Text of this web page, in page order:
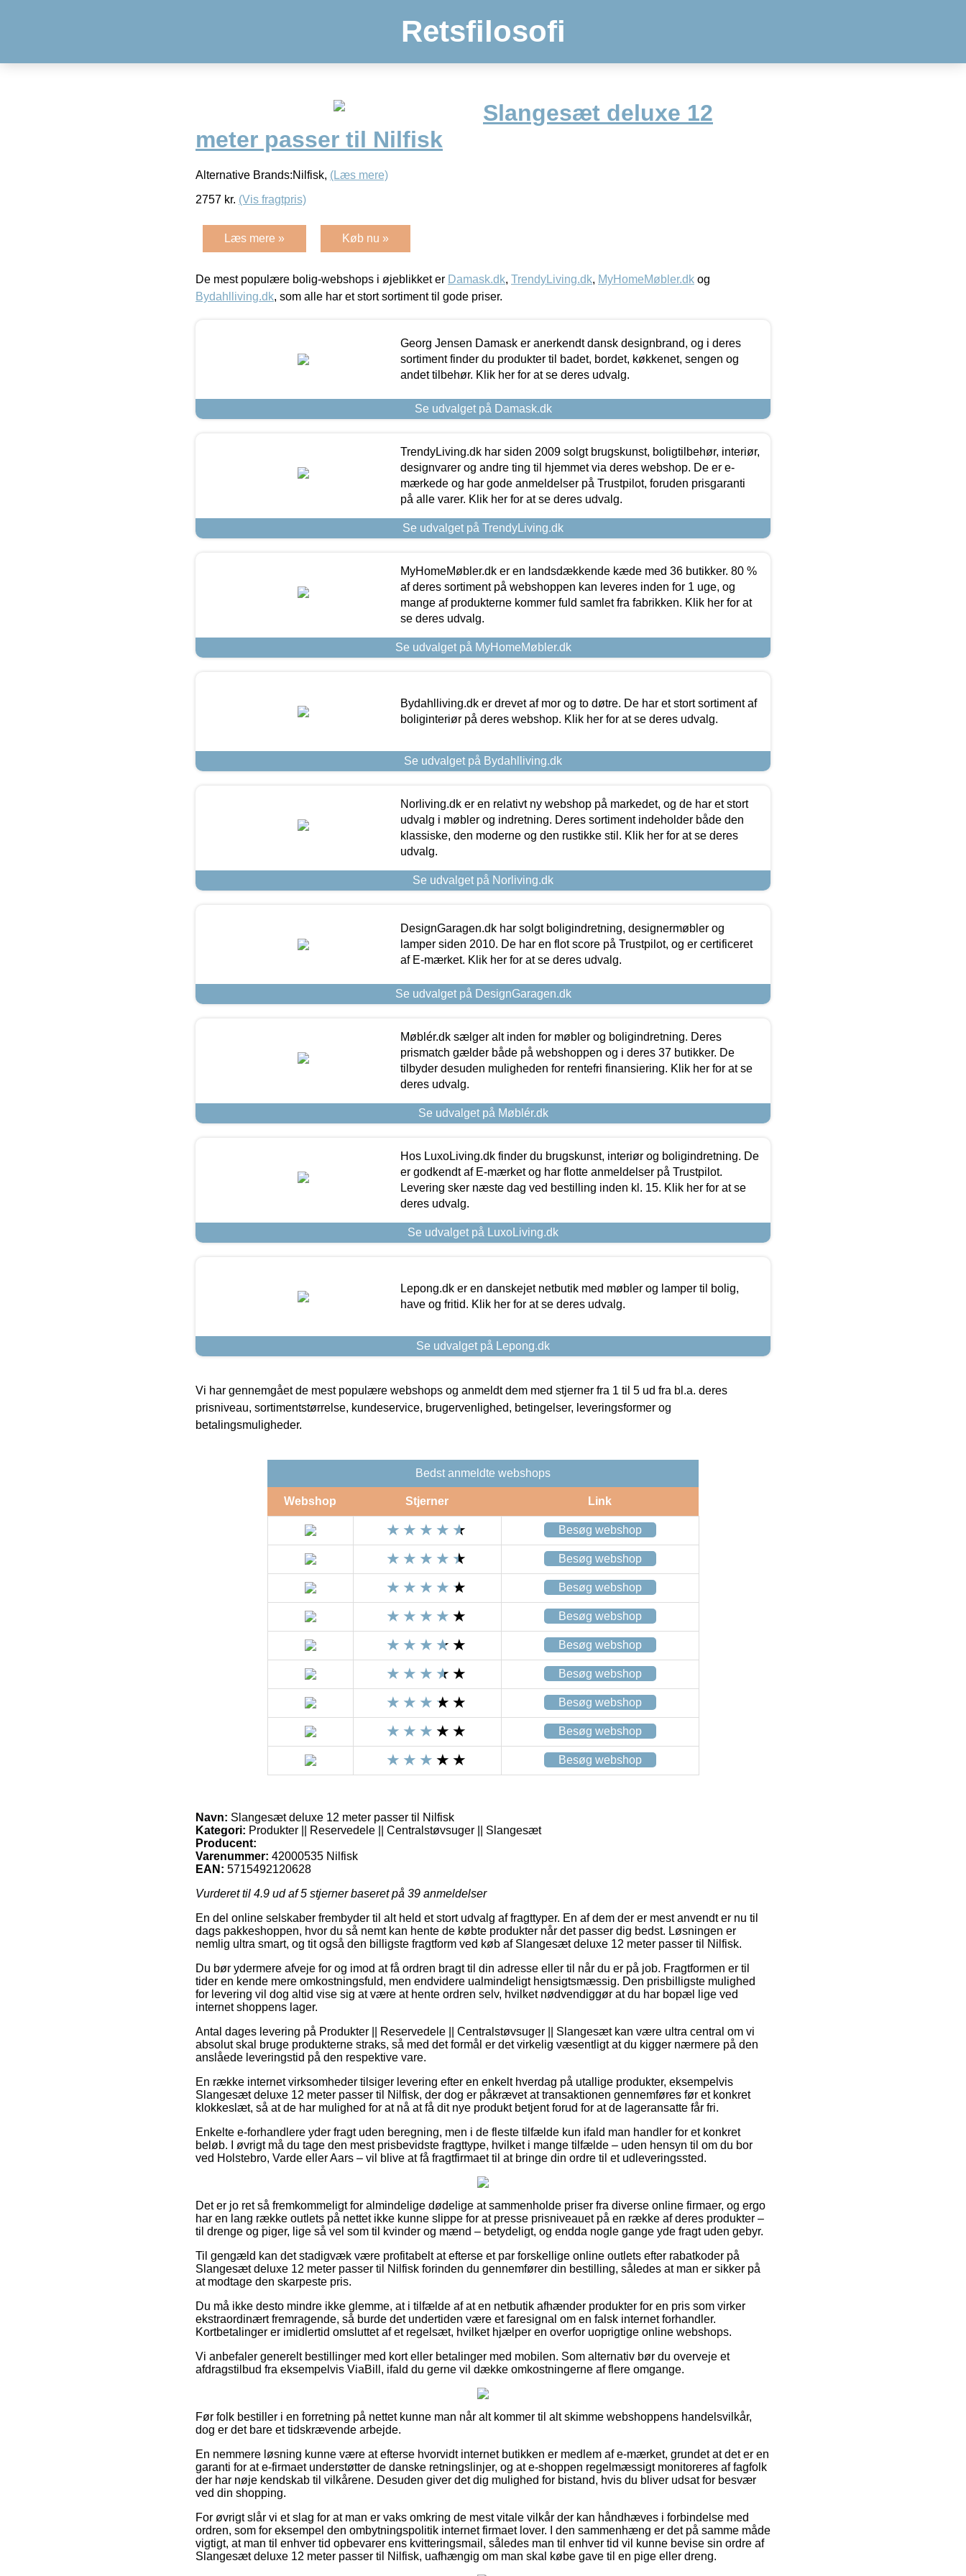
Retsfilosofi
Slangesæt deluxe 12
meter passer til Nilfisk
Alternative Brands:Nilfisk, (Læs mere)
2757 kr. (Vis fragtpris)
Læs mere » Køb nu »
De mest populære bolig-webshops i øjeblikket er Damask.dk, TrendyLiving.dk, MyHomeMøbler.dk og
Bydahlliving.dk, som alle har et stort sortiment til gode priser.
Georg Jensen Damask er anerkendt dansk designbrand, og i deres
sortiment finder du produkter til badet, bordet, køkkenet, sengen og
andet tilbehør. Klik her for at se deres udvalg.
Se udvalget på Damask.dk
TrendyLiving.dk har siden 2009 solgt brugskunst, boligtilbehør, interiør,
designvarer og andre ting til hjemmet via deres webshop. De er e-
mærkede og har gode anmeldelser på Trustpilot, foruden prisgaranti
på alle varer. Klik her for at se deres udvalg.
Se udvalget på TrendyLiving.dk
MyHomeMøbler.dk er en landsdækkende kæde med 36 butikker. 80 %
af deres sortiment på webshoppen kan leveres inden for 1 uge, og
mange af produkterne kommer fuld samlet fra fabrikken. Klik her for at
se deres udvalg.
Se udvalget på MyHomeMøbler.dk
Bydahlliving.dk er drevet af mor og to døtre. De har et stort sortiment af
boliginteriør på deres webshop. Klik her for at se deres udvalg.
Se udvalget på Bydahlliving.dk
Norliving.dk er en relativt ny webshop på markedet, og de har et stort
udvalg i møbler og indretning. Deres sortiment indeholder både den
klassiske, den moderne og den rustikke stil. Klik her for at se deres
udvalg.
Se udvalget på Norliving.dk
DesignGaragen.dk har solgt boligindretning, designermøbler og
lamper siden 2010. De har en flot score på Trustpilot, og er certificeret
af E-mærket. Klik her for at se deres udvalg.
Se udvalget på DesignGaragen.dk
Møblér.dk sælger alt inden for møbler og boligindretning. Deres
prismatch gælder både på webshoppen og i deres 37 butikker. De
tilbyder desuden muligheden for rentefri finansiering. Klik her for at se
deres udvalg.
Se udvalget på Møblér.dk
Hos LuxoLiving.dk finder du brugskunst, interiør og boligindretning. De
er godkendt af E-mærket og har flotte anmeldelser på Trustpilot.
Levering sker næste dag ved bestilling inden kl. 15. Klik her for at se
deres udvalg.
Se udvalget på LuxoLiving.dk
Lepong.dk er en danskejet netbutik med møbler og lamper til bolig,
have og fritid. Klik her for at se deres udvalg.
Se udvalget på Lepong.dk
Vi har gennemgået de mest populære webshops og anmeldt dem med stjerner fra 1 til 5 ud fra bl.a. deres
prisniveau, sortimentstørrelse, kundeservice, brugervenlighed, betingelser, leveringsformer og
betalingsmuligheder.
Bedst anmeldte webshops
Webshop Stjerner Link
Besøg webshop
Besøg webshop
Besøg webshop
Besøg webshop
Besøg webshop
Besøg webshop
Besøg webshop
Besøg webshop
Besøg webshop
Navn: Slangesæt deluxe 12 meter passer til Nilfisk
Kategori: Produkter || Reservedele || Centralstøvsuger || Slangesæt
Producent:
Varenummer: 42000535 Nilfisk
EAN: 5715492120628
Vurderet til 4.9 ud af 5 stjerner baseret på 39 anmeldelser
En del online selskaber frembyder til alt held et stort udvalg af fragttyper. En af dem der er mest anvendt er nu til
dags pakkeshoppen, hvor du så nemt kan hente de købte produkter når det passer dig bedst. Løsningen er
nemlig ultra smart, og tit også den billigste fragtform ved køb af Slangesæt deluxe 12 meter passer til Nilfisk.
Du bør ydermere afveje for og imod at få ordren bragt til din adresse eller til når du er på job. Fragtformen er til
tider en kende mere omkostningsfuld, men endvidere ualmindeligt hensigtsmæssig. Den prisbilligste mulighed
for levering vil dog altid vise sig at være at hente ordren selv, hvilket nødvendiggør at du har bopæl lige ved
internet shoppens lager.
Antal dages levering på Produkter || Reservedele || Centralstøvsuger || Slangesæt kan være ultra central om vi
absolut skal bruge produkterne straks, så med det formål er det virkelig væsentligt at du kigger nærmere på den
anslåede leveringstid på den respektive vare.
En række internet virksomheder tilsiger levering efter en enkelt hverdag på utallige produkter, eksempelvis
Slangesæt deluxe 12 meter passer til Nilfisk, der dog er påkrævet at transaktionen gennemføres før et konkret
klokkeslæt, så at de har mulighed for at nå at få dit nye produkt betjent forud for at de lageransatte får fri.
Enkelte e-forhandlere yder fragt uden beregning, men i de fleste tilfælde kun ifald man handler for et konkret
beløb. I øvrigt må du tage den mest prisbevidste fragttype, hvilket i mange tilfælde – uden hensyn til om du bor
ved Holstebro, Varde eller Aars – vil blive at få fragtfirmaet til at bringe din ordre til et udleveringssted.
Det er jo ret så fremkommeligt for almindelige dødelige at sammenholde priser fra diverse online firmaer, og ergo
har en lang række outlets på nettet ikke kunne slippe for at presse prisniveauet på en række af deres produkter –
til drenge og piger, lige så vel som til kvinder og mænd – betydeligt, og endda nogle gange yde fragt uden gebyr.
Til gengæld kan det stadigvæk være profitabelt at efterse et par forskellige online outlets efter rabatkoder på
Slangesæt deluxe 12 meter passer til Nilfisk forinden du gennemfører din bestilling, således at man er sikker på
at modtage den skarpeste pris.
Du må ikke desto mindre ikke glemme, at i tilfælde af at en netbutik afhænder produkter for en pris som virker
ekstraordinært fremragende, så burde det undertiden være et faresignal om en falsk internet forhandler.
Kortbetalinger er imidlertid omsluttet af et regelsæt, hvilket hjælper en overfor uoprigtige online webshops.
Vi anbefaler generelt bestillinger med kort eller betalinger med mobilen. Som alternativ bør du overveje et
afdragstilbud fra eksempelvis ViaBill, ifald du gerne vil dække omkostningerne af flere omgange.
Før folk bestiller i en forretning på nettet kunne man når alt kommer til alt skimme webshoppens handelsvilkår,
dog er det bare et tidskrævende arbejde.
En nemmere løsning kunne være at efterse hvorvidt internet butikken er medlem af e-mærket, grundet at det er en
garanti for at e-firmaet understøtter de danske retningslinjer, og at e-shoppen regelmæssigt monitoreres af fagfolk
der har nøje kendskab til vilkårene. Desuden giver det dig mulighed for bistand, hvis du bliver udsat for besvær
ved din shopping.
For øvrigt slår vi et slag for at man er vaks omkring de mest vitale vilkår der kan håndhæves i forbindelse med
ordren, som for eksempel den ombytningspolitik internet firmaet lover. I den sammenhæng er det på samme måde
vigtigt, at man til enhver tid opbevarer ens kvitteringsmail, således man til enhver tid vil kunne bevise sin ordre af
Slangesæt deluxe 12 meter passer til Nilfisk, uafhængig om man skal købe gave til en pige eller dreng.